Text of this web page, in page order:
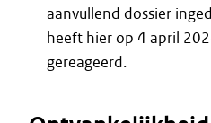
aanvullend dossier
heeft hier op 4 april
gereageerd.